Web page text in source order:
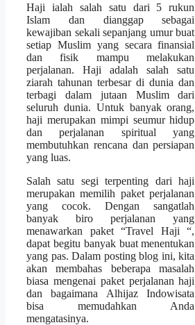
Haji ialah salah satu dari 5 rukun
Islam dan dianggap sebagai
kewajiban sekali sepanjang umur buat
setiap Muslim yang secara finansial
dan fisik mampu melakukan
perjalanan. Haji adalah salah satu
ziarah tahunan terbesar di dunia dan
terbagi dalam jutaan Muslim dari
seluruh dunia. Untuk banyak orang,
haji merupakan mimpi seumur hidup
dan perjalanan spiritual yang
membutuhkan rencana dan persiapan
yang luas.
Salah satu segi terpenting dari haji
merupakan memilih paket perjalanan
yang cocok. Dengan sangatlah
banyak biro perjalanan yang
menawarkan paket “Travel Haji “,
dapat begitu banyak buat menentukan
yang pas. Dalam posting blog ini, kita
akan membahas beberapa masalah
biasa mengenai paket perjalanan haji
dan bagaimana Alhijaz Indowisata
bisa memudahkan Anda
mengatasinya.